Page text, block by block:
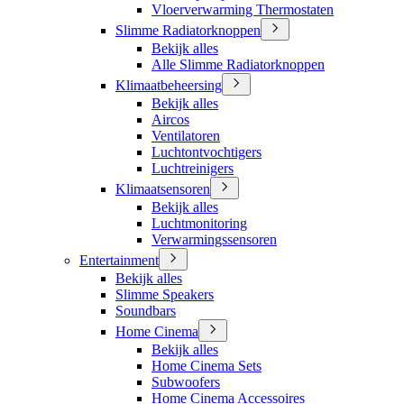
Vloerverwarming Thermostaten
Slimme Radiatorknoppen
Bekijk alles
Alle Slimme Radiatorknoppen
Klimaatbeheersing
Bekijk alles
Aircos
Ventilatoren
Luchtontvochtigers
Luchtreinigers
Klimaatsensoren
Bekijk alles
Luchtmonitoring
Verwarmingssensoren
Entertainment
Bekijk alles
Slimme Speakers
Soundbars
Home Cinema
Bekijk alles
Home Cinema Sets
Subwoofers
Home Cinema Accessoires